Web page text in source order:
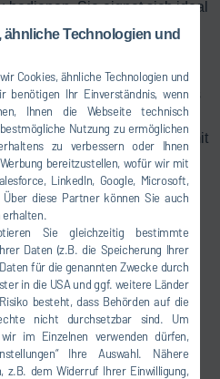
Technologien und
Cookies, ähnliche Technologien und
benötigen Ihr Einverständnis, wenn
Ihnen die Webseite technisch
Nutzung zu ermöglichen
zu verbessern oder Ihnen
bereitzustellen, wofür wir mit
LinkedIn, Google, Microsoft,
Über diese Partner können Sie auch
erhalten.
Sie gleichzeitig bestimmte
Daten (z.B. die Speicherung Ihrer
für die genannten Zwecke durch
in die USA und ggf. weitere Länder
besteht, dass Behörden auf die
nicht durchsetzbar sind. Um
im Einzelnen verwenden dürfen,
Ihre Auswahl. Nähere
z.B. dem Widerruf Ihrer Einwilligung,
bedienen. Sie eignet sich ideal
bei denen auf engem Raum
die Systeme zusätzlich mit
Ventilen und
– Komponenten, die das
haben. Denn das
spezielle Anforderungen mit
härtet schnell aus und
Testcenter im
konnte nachgewiesen
keinen Totraum aufweisen –
was eine zuverlässige und
„Schon nach den ersten
waren wir von Dürr
von Interstuhl. „Das